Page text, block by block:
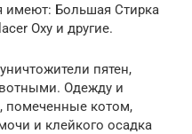
имеют: Большая Стирка
Oxy и другие.
пятен,
Одежду и
помеченные котом,
и клейкого осадка